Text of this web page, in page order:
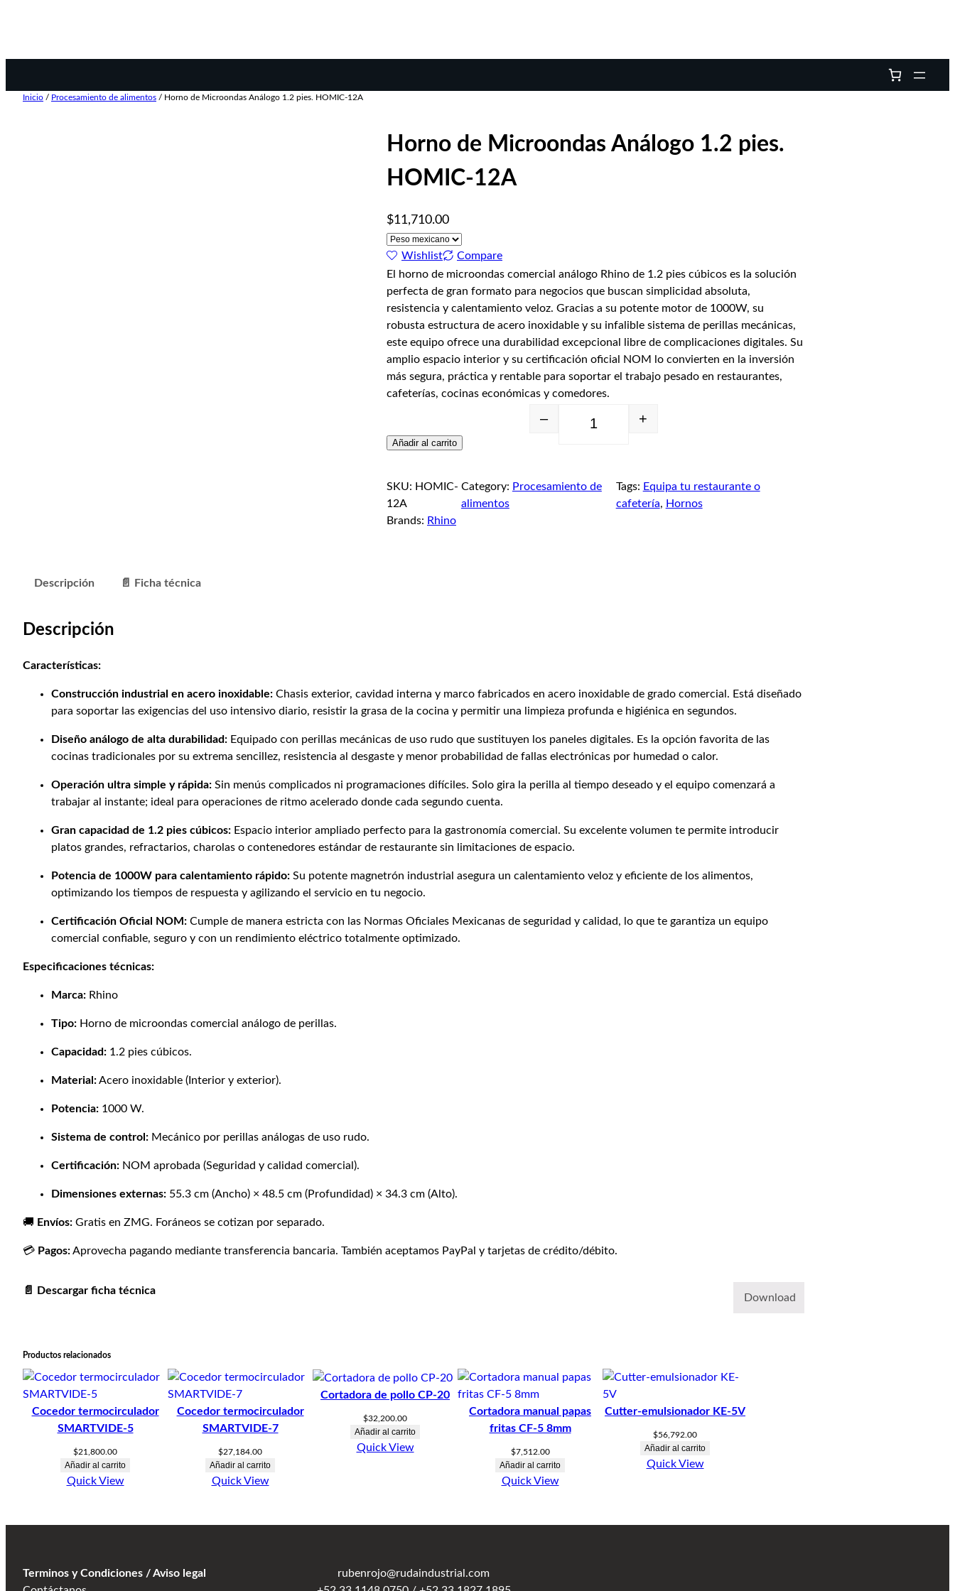
Inicio / Procesamiento de alimentos / Horno de Microondas Análogo 1.2 pies. HOMIC-12A
Horno de Microondas Análogo 1.2 pies.
HOMIC-12A
$11,710.00
Wishlist
Compare
El horno de microondas comercial análogo Rhino de 1.2 pies cúbicos es la solución
perfecta de gran formato para negocios que buscan simplicidad absoluta,
resistencia y calentamiento veloz. Gracias a su potente motor de 1000W, su
robusta estructura de acero inoxidable y su infalible sistema de perillas mecánicas,
este equipo ofrece una durabilidad excepcional libre de complicaciones digitales. Su
amplio espacio interior y su certificación oficial NOM lo convierten en la inversión
más segura, práctica y rentable para soportar el trabajo pesado en restaurantes,
cafeterías, cocinas económicas y comedores.
– +
Añadir al carrito
SKU: HOMIC-
12A
Category: Procesamiento de
alimentos
Tags: Equipa tu restaurante o
cafetería, Hornos
Brands: Rhino
Descripción 📄 Ficha técnica
Descripción
Características:
Construcción industrial en acero inoxidable: Chasis exterior, cavidad interna y marco fabricados en acero inoxidable de grado comercial. Está diseñado
para soportar las exigencias del uso intensivo diario, resistir la grasa de la cocina y permitir una limpieza profunda e higiénica en segundos.
Diseño análogo de alta durabilidad: Equipado con perillas mecánicas de uso rudo que sustituyen los paneles digitales. Es la opción favorita de las
cocinas tradicionales por su extrema sencillez, resistencia al desgaste y menor probabilidad de fallas electrónicas por humedad o calor.
Operación ultra simple y rápida: Sin menús complicados ni programaciones difíciles. Solo gira la perilla al tiempo deseado y el equipo comenzará a
trabajar al instante; ideal para operaciones de ritmo acelerado donde cada segundo cuenta.
Gran capacidad de 1.2 pies cúbicos: Espacio interior ampliado perfecto para la gastronomía comercial. Su excelente volumen te permite introducir
platos grandes, refractarios, charolas o contenedores estándar de restaurante sin limitaciones de espacio.
Potencia de 1000W para calentamiento rápido: Su potente magnetrón industrial asegura un calentamiento veloz y eficiente de los alimentos,
optimizando los tiempos de respuesta y agilizando el servicio en tu negocio.
Certificación Oficial NOM: Cumple de manera estricta con las Normas Oficiales Mexicanas de seguridad y calidad, lo que te garantiza un equipo
comercial confiable, seguro y con un rendimiento eléctrico totalmente optimizado.
Especificaciones técnicas:
Marca: Rhino
Tipo: Horno de microondas comercial análogo de perillas.
Capacidad: 1.2 pies cúbicos.
Material:Acero inoxidable (Interior y exterior).
Potencia: 1000 W.
Sistema de control: Mecánico por perillas análogas de uso rudo.
Certificación: NOM aprobada (Seguridad y calidad comercial).
Dimensiones externas: 55.3 cm (Ancho) × 48.5 cm (Profundidad) × 34.3 cm (Alto).
🚚 Envíos: Gratis en ZMG. Foráneos se cotizan por separado.
💳 Pagos:Aprovecha pagando mediante transferencia bancaria. También aceptamos PayPal y tarjetas de crédito/débito.
📄 Descargar ficha técnica
Download
Productos relacionados
Cocedor termocirculador
SMARTVIDE-5
$21,800.00
Añadir al carrito
Quick View
Cocedor termocirculador
SMARTVIDE-7
$27,184.00
Añadir al carrito
Quick View
Cortadora de pollo CP-20
$32,200.00
Añadir al carrito
Quick View
Cortadora manual papas
fritas CF-5 8mm
$7,512.00
Añadir al carrito
Quick View
Cutter-emulsionador KE-5V
$56,792.00
Añadir al carrito
Quick View
Terminos y Condiciones / Aviso legal
rubenrojo@rudaindustrial.com